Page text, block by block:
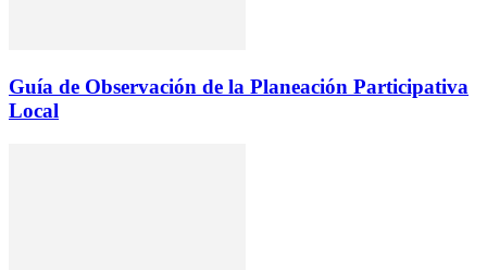
Guía de Observación de la Planeación Participativa
Local